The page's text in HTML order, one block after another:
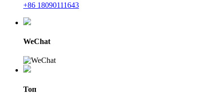
+86 18090111643
WeChat
Топ